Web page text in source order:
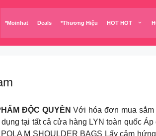
*Moinhat Deals *Thương Hiệu HOT HOT
ĐỘC QUYỀNVới hóa đơn mua
tại tất cả cửa hàng LYN toàn quốc
M SHOULDER BAGS Lấy cảm